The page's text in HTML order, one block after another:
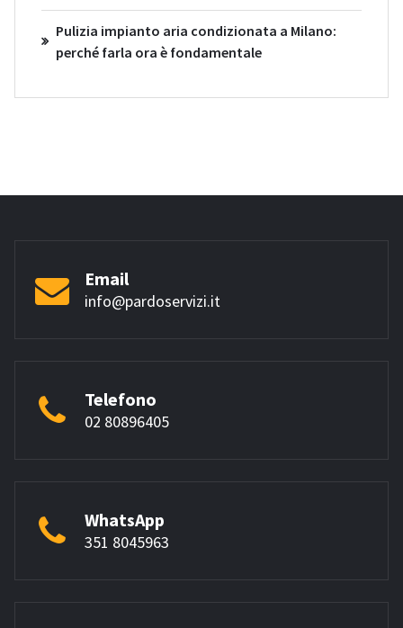
Pulizia impianto aria condizionata a Milano:
perché farla ora è fondamentale
Email
info@pardoservizi.it
Telefono
02 80896405
WhatsApp
351 8045963